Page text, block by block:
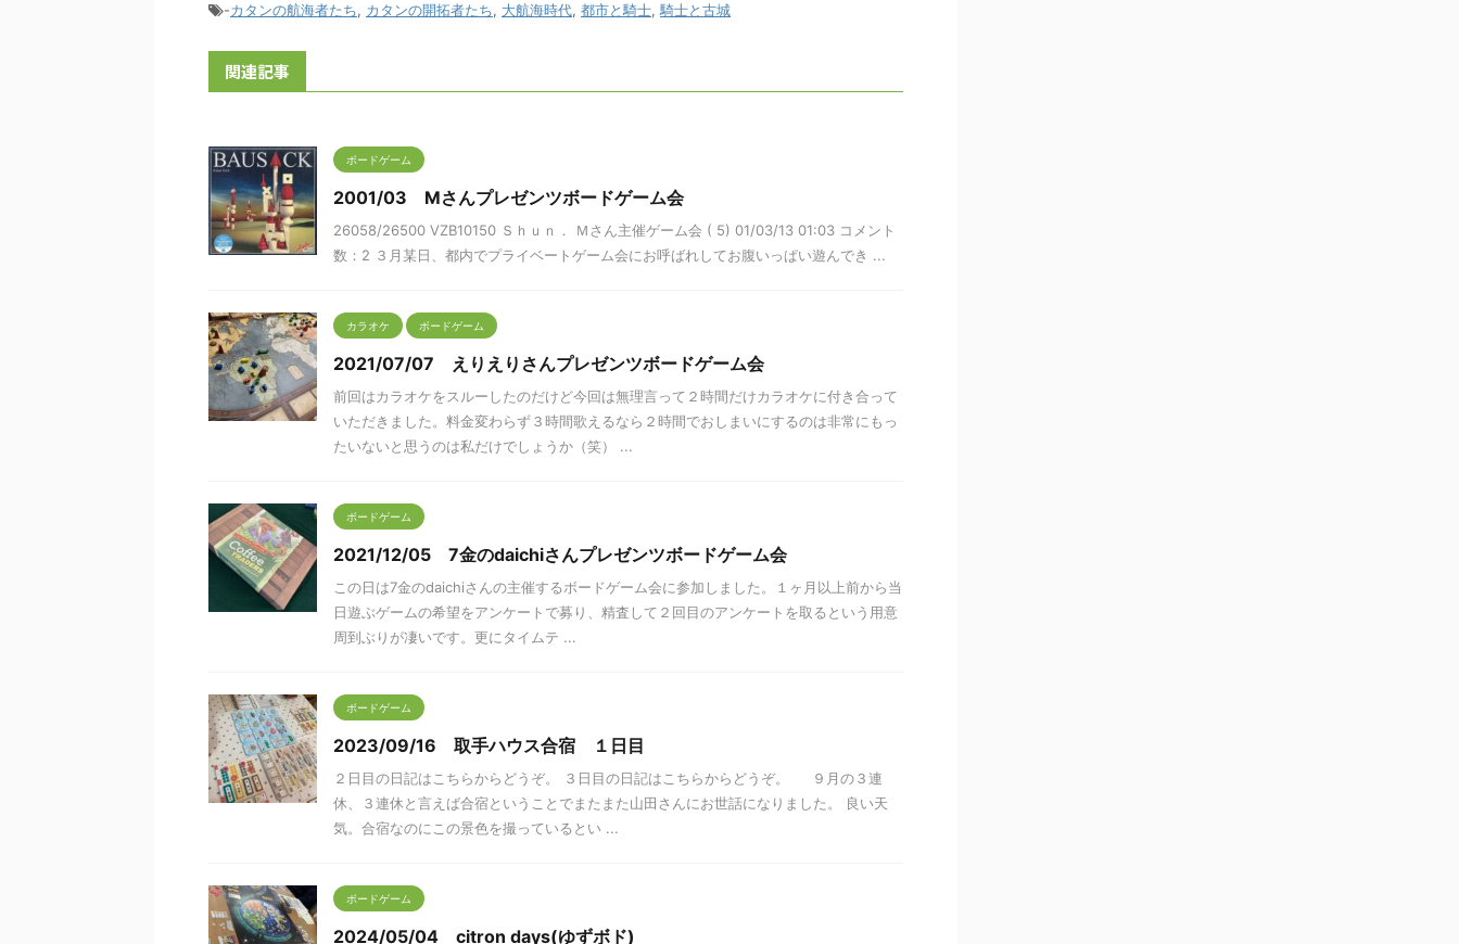
-カタンの航海者たち, カタンの開拓者たち, 大航海時代, 都市と騎士, 騎士と古城
関連記事
ボードゲーム
2001/03 Mさんプレゼンツボードゲーム会
26058/26500 VZB10150 Ｓｈｕｎ． Ｍさん主催ゲーム会 ( 5) 01/03/13 01:03 コメント
数：2 ３月某日、都内でプライベートゲーム会にお呼ばれしてお腹いっぱい遊んでき ...
カラオケ ボードゲーム
2021/07/07 えりえりさんプレゼンツボードゲーム会
前回はカラオケをスルーしたのだけど今回は無理言って２時間だけカラオケに付き合って
いただきました。料金変わらず３時間歌えるなら２時間でおしまいにするのは非常にもっ
たいないと思うのは私だけでしょうか（笑） ...
ボードゲーム
2021/12/05 7金のdaichiさんプレゼンツボードゲーム会
この日は7金のdaichiさんの主催するボードゲーム会に参加しました。１ヶ月以上前から当
日遊ぶゲームの希望をアンケートで募り、精査して２回目のアンケートを取るという用意
周到ぶりが凄いです。更にタイムテ ...
ボードゲーム
2023/09/16 取手ハウス合宿 １日目
２日目の日記はこちらからどうぞ。 ３日目の日記はこちらからどうぞ。 ９月の３連
休、３連休と言えば合宿ということでまたまた山田さんにお世話になりました。 良い天
気。合宿なのにこの景色を撮っているとい ...
ボードゲーム
2024/05/04 citron days(ゆずボド)